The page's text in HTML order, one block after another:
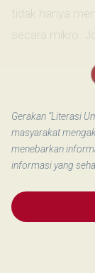
tidak hanya
secara mikro.
Gerakan “Literasi
masyarakat
menebarkan
informasi yang